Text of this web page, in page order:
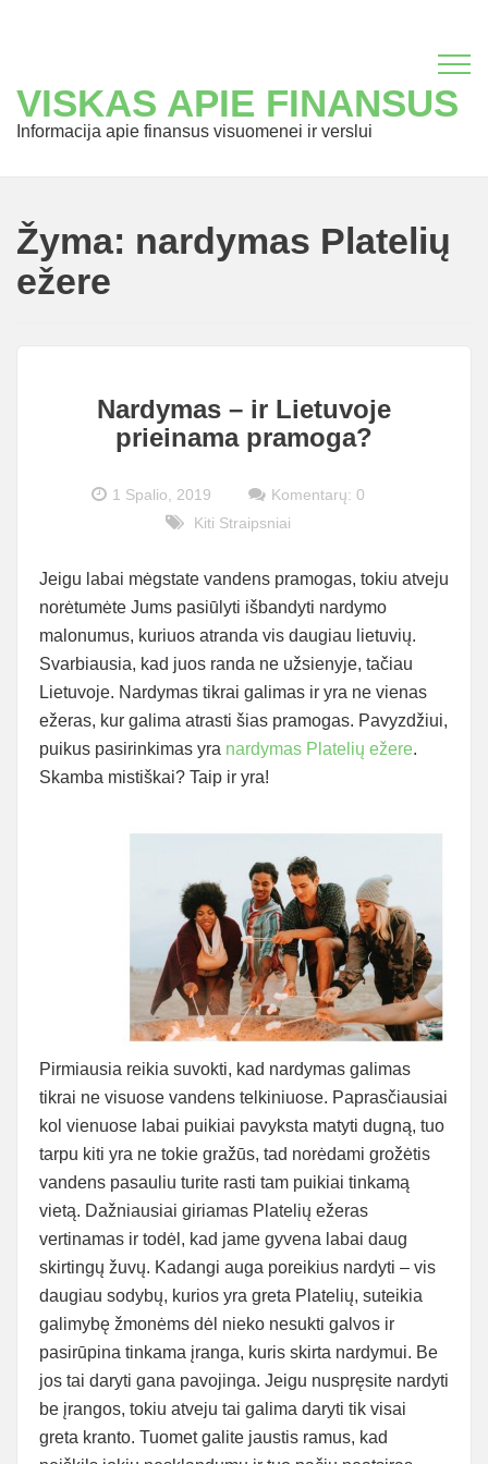
VISKAS APIE FINANSUS
Informacija apie finansus visuomenei ir verslui
Žyma: nardymas Platelių
ežere
Nardymas – ir Lietuvoje
prieinama pramoga?
1 Spalio, 2019
Komentarų: 0
Kiti Straipsniai
Jeigu labai mėgstate vandens pramogas, tokiu atveju
norėtumėte Jums pasiūlyti išbandyti nardymo
malonumus, kuriuos atranda vis daugiau lietuvių.
Svarbiausia, kad juos randa ne užsienyje, tačiau
Lietuvoje. Nardymas tikrai galimas ir yra ne vienas
ežeras, kur galima atrasti šias pramogas. Pavyzdžiui,
puikus pasirinkimas yra nardymas Platelių ežere.
Skamba mistiškai? Taip ir yra!
Pirmiausia reikia suvokti, kad nardymas galimas
tikrai ne visuose vandens telkiniuose. Paprasčiausiai
kol vienuose labai puikiai pavyksta matyti dugną, tuo
tarpu kiti yra ne tokie gražūs, tad norėdami grožėtis
vandens pasauliu turite rasti tam puikiai tinkamą
vietą. Dažniausiai giriamas Platelių ežeras
vertinamas ir todėl, kad jame gyvena labai daug
skirtingų žuvų. Kadangi auga poreikius nardyti – vis
daugiau sodybų, kurios yra greta Platelių, suteikia
galimybę žmonėms dėl nieko nesukti galvos ir
pasirūpina tinkama įranga, kuris skirta nardymui. Be
jos tai daryti gana pavojinga. Jeigu nuspręsite nardyti
be įrangos, tokiu atveju tai galima daryti tik visai
greta kranto. Tuomet galite jaustis ramus, kad